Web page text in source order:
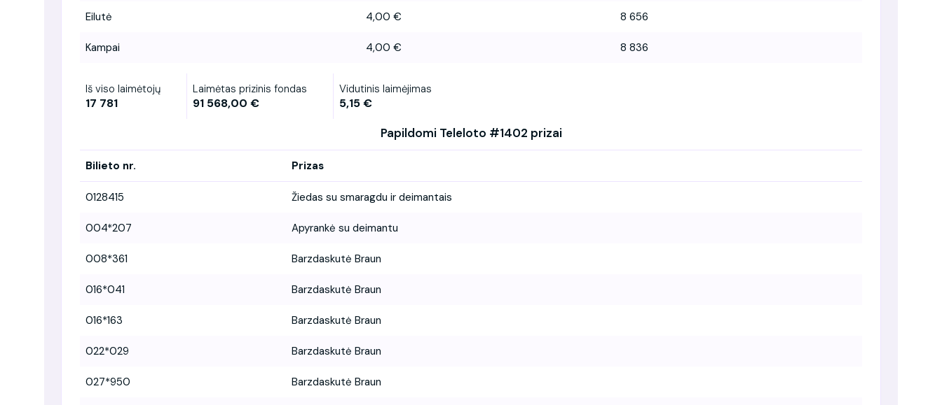
Eilutė 4,00 € 8 656
Kampai 4,00 € 8 836
Iš viso laimėtojų
17 781
Laimėtas prizinis fondas
91 568,00 €
Vidutinis laimėjimas
5,15 €
Papildomi Teleloto #1402 prizai
Bilieto nr. Prizas
0128415 Žiedas su smaragdu ir deimantais
004*207 Apyrankė su deimantu
008*361 Barzdaskutė Braun
016*041 Barzdaskutė Braun
016*163 Barzdaskutė Braun
022*029 Barzdaskutė Braun
027*950 Barzdaskutė Braun